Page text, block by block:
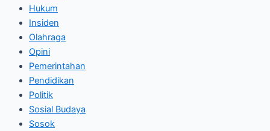
Hukum
Insiden
Olahraga
Opini
Pemerintahan
Pendidikan
Politik
Sosial Budaya
Sosok